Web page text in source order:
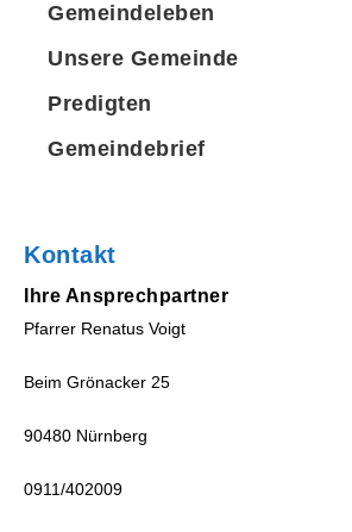
Gemeindeleben
Unsere Gemeinde
Predigten
Gemeindebrief
Kontakt
Ihre Ansprechpartner
Pfarrer Renatus Voigt
Beim Grönacker 25
90480 Nürnberg
0911/402009